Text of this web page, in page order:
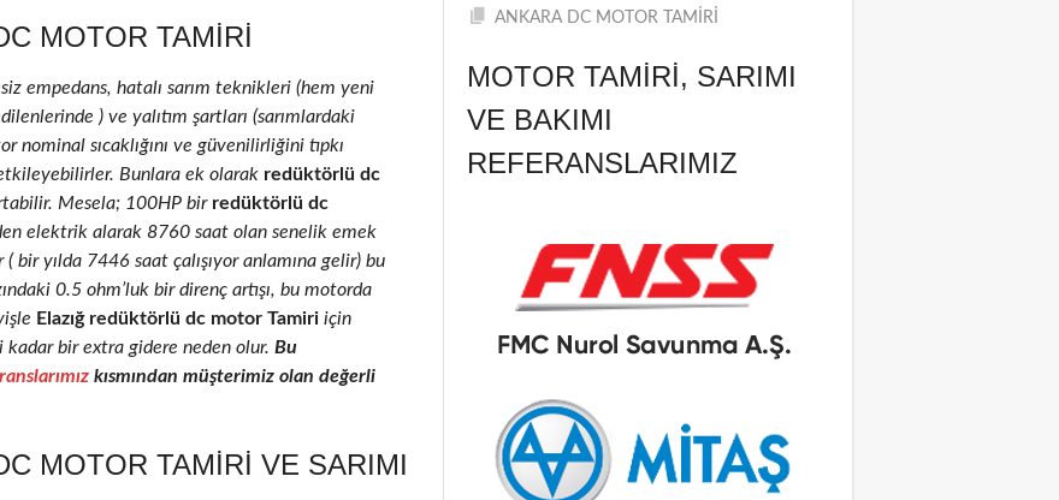
MOTOR TAMIRI
empedans, hatalı sarım teknikleri (hem yeni
) ve yalıtım şartları (sarımlardaki
nominal sıcaklığını ve güvenilirliğini tıpkı
Bunlara ek olarak redüktörlü dc
Mesela; 100HP birredüktörlü dc
elektrik alarak 8760 saat olan senelik emek
( bir yılda 7446 saat çalışıyor anlamına gelir) bu
0.5 ohm’luk bir direnç artışı, bu motorda
Elazığ redüktörlü dc motor Tamiri için
kadar bir extra gidere neden olur. Bu
kısmından müşterimiz olan değerli
MOTOR TAMIRI VE SARIMI
ANKARA DC MOTOR TAMİRİ
MOTOR TAMIRI, SARIMI
VE BAKIMI
REFERANSLARIMIZ